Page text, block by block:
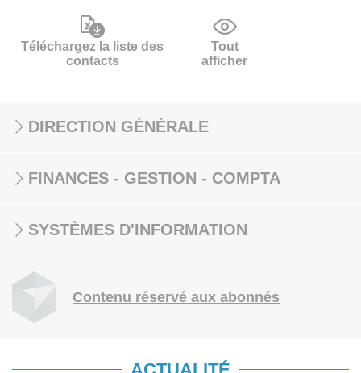
Téléchargez la liste des
contacts
Tout
afficher
DIRECTION GÉNÉRALE
FINANCES - GESTION - COMPTA
SYSTÈMES D'INFORMATION
Contenu réservé aux abonnés